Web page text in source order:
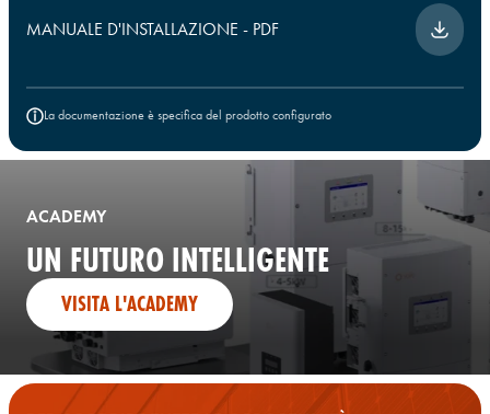
MANUALE D'INSTALLAZIONE - PDF
La documentazione è specifica del prodotto configurato
ACADEMY
UN FUTURO INTELLIGENTE
VISITA L'ACADEMY